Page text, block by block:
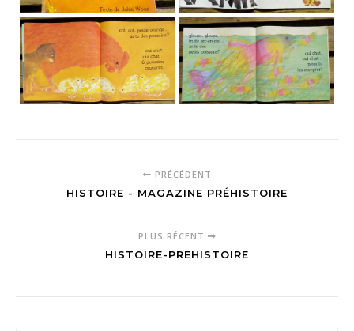
PRÉCÉDENT
HISTOIRE - MAGAZINE PRÉHISTOIRE
PLUS RÉCENT
HISTOIRE-PREHISTOIRE